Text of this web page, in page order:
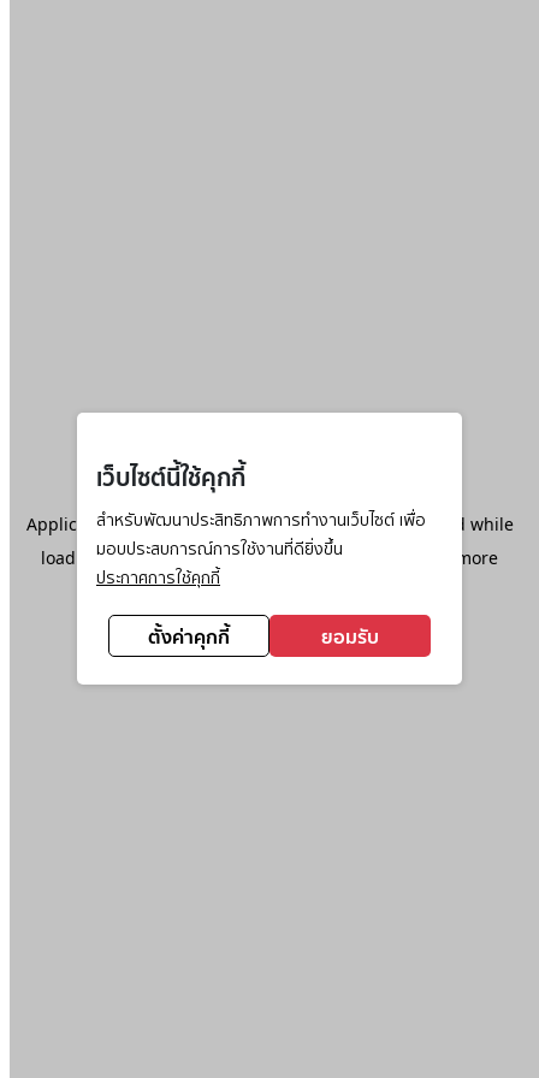
เว็บไซต์นี้ใช้คุกกี้
สำหรับพัฒนาประสิทธิภาพการทำงานเว็บไซต์ เพื่อ
มอบประสบการณ์การใช้งานที่ดียิ่งขึ้น
ประกาศการใช้คุกกี้
ตั้งค่าคุกกี้ ยอมรับ
Application error: aclient-side exception has occurred while
loadingwww.ktc.co.th(see the browser console
for more
information).